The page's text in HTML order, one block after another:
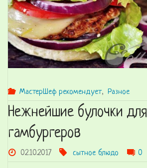
сырно-
творожным
соусом."
МастерШеф рекомендует, Разное
Нежнейшие булочки для
гамбургеров
02.10.2017 сытное блюдо 0